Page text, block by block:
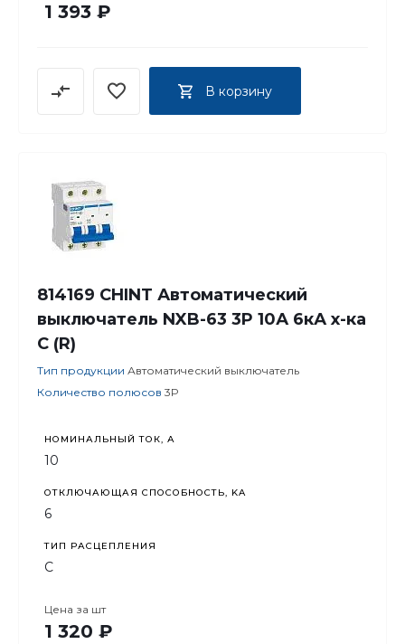
1 393 ₽
В корзину
814169 CHINT Автоматический
выключатель NXB-63 3P 10А 6кА х-ка
C (R)
Тип продукции Автоматический выключатель
Количество полюсов 3P
НОМИНАЛЬНЫЙ ТОК, А
10
ОТКЛЮЧАЮЩАЯ СПОСОБНОСТЬ, KA
6
ТИП РАСЦЕПЛЕНИЯ
C
Цена за шт
1 320 ₽